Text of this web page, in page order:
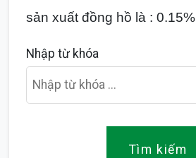
sản xuất đồng hồ là : 0.15%
Nhập từ khóa
Tìm kiếm